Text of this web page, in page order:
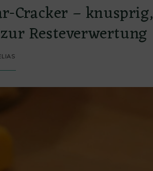
Cracker – knusprig,
Resteverwertung